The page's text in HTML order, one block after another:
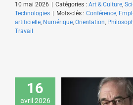
10 mai 2026 | Catégories : Art & Culture
Technologies | Mots-clés : Conférence
artificielle Numérique Orientation
Travail
16
avril 2026
Pascal Picq
conférence
l’évolution